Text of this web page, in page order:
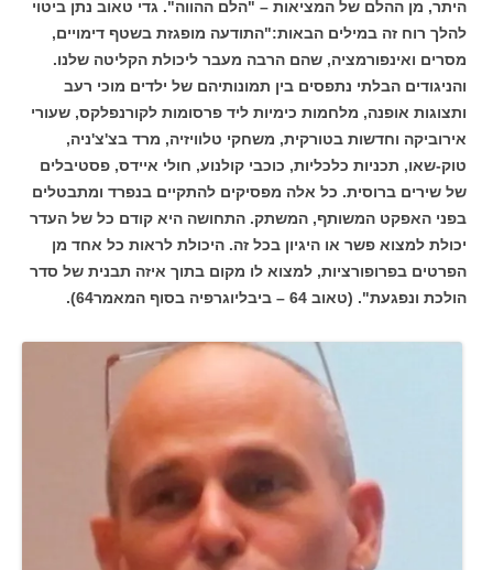
היתר, מן ההלם של המציאות – "הלם ההווה". גדי טאוב נתן ביטוי
להלך רוח זה במילים הבאות:"התודעה מופגזת בשטף דימויים,
מסרים ואינפורמציה, שהם הרבה מעבר ליכולת הקליטה שלנו.
והניגודים הבלתי נתפסים בין תמונותיהם של ילדים מוכי רעב
ותצוגות אופנה, מלחמות כימיות ליד פרסומות לקורנפלקס, שעורי
אירוביקה וחדשות בטורקית, משחקי טלוויזיה, מרד בצ'צ'ניה,
טוק-שאו, תכניות כלכליות, כוכבי קולנוע, חולי איידס, פסטיבלים
של שירים ברוסית. כל אלה מפסיקים להתקיים בנפרד ומתבטלים
בפני האפקט המשותף, המשתק. התחושה היא קודם כל של העדר
יכולת למצוא פשר או היגיון בכל זה. היכולת לראות כל אחד מן
הפרטים בפרופורציות, למצוא לו מקום בתוך איזה תבנית של סדר
הולכת ונפגעת". (טאוב 64 – ביבליוגרפיה בסוף המאמר64).